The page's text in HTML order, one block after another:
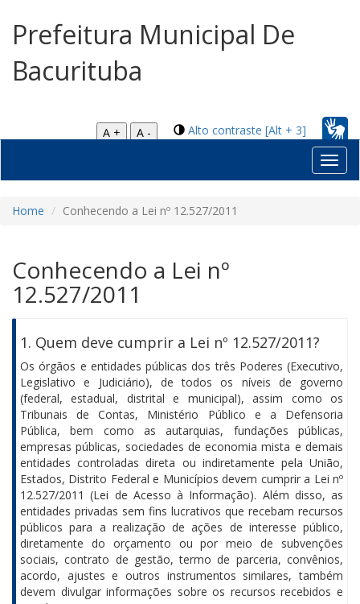
Prefeitura Municipal De
Bacurituba
Alto contraste [Alt + 3]
A +
A -
Home Conhecendo a Lei nº 12.527/2011
Conhecendo a Lei nº
12.527/2011
1. Quem deve cumprir a Lei nº 12.527/2011?
Os órgãos e entidades públicas dos três Poderes (Executivo,
Legislativo e Judiciário), de todos os níveis de governo
(federal, estadual, distrital e municipal), assim como os
Tribunais de Contas, Ministério Público e a Defensoria
Pública, bem como as autarquias, fundações públicas,
empresas públicas, sociedades de economia mista e demais
entidades controladas direta ou indiretamente pela União,
Estados, Distrito Federal e Municípios devem cumprir a Lei nº
12.527/2011 (Lei de Acesso à Informação). Além disso, as
entidades privadas sem fins lucrativos que recebam recursos
públicos para a realização de ações de interesse público,
diretamente do orçamento ou por meio de subvenções
sociais, contrato de gestão, termo de parceria, convênios,
acordo, ajustes e outros instrumentos similares, também
devem divulgar informações sobre os recursos recebidos e